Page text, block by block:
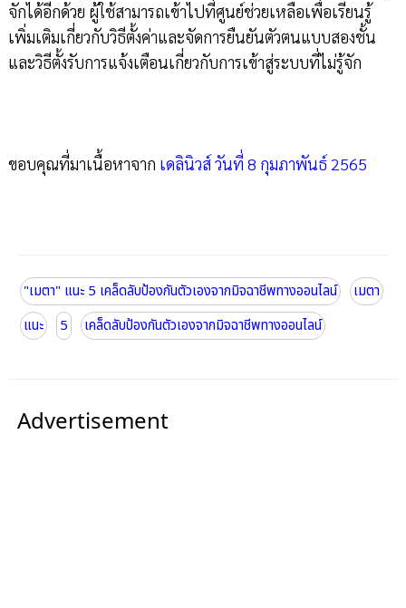
จักได้อีกด้วย ผู้ใช้สามารถเข้าไปที่ศูนย์ช่วยเหลือเพื่อเรียนรู้
เพิ่มเติมเกี่ยวกับวิธีตั้งค่าและจัดการยืนยันตัวตนแบบสองชั้น
และวิธีตั้งรับการแจ้งเตือนเกี่ยวกับการเข้าสู่ระบบที่ไม่รู้จัก
ขอบคุณที่มาเนื้อหาจาก เดลินิวส์ วันที่ 8 กุมภาพันธ์ 2565
"เมตา" แนะ 5 เคล็ดลับป้องกันตัวเองจากมิจฉาชีพทางออนไลน์
เมตา
แนะ
5 เคล็ดลับป้องกันตัวเองจากมิจฉาชีพทางออนไลน์
Advertisement